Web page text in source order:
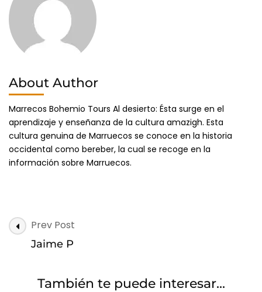
About Author
Marrecos Bohemio Tours Al desierto: Ésta surge en el
aprendizaje y enseñanza de la cultura amazigh. Esta
cultura genuina de Marruecos se conoce en la historia
occidental como bereber, la cual se recoge en la
información sobre Marruecos.
Post
Navigation
Prev Post
Jaime P
También te puede interesar...